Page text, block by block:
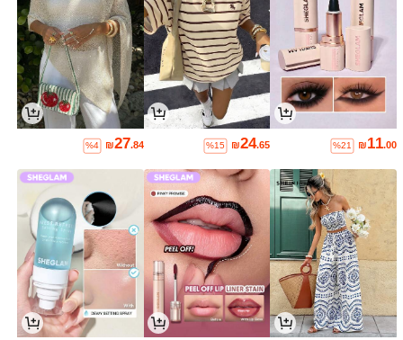
₪11.00
%21
₪24.65
%15
₪27.84
%4